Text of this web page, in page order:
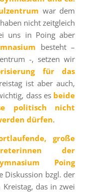
war dem
nicht zeitgleich
uns in Poing aber
besteht –
-, setzen wir
für das
ist aber auch,
dass es beide
politisch nicht
dürfen.
große
der
Poing
Diskussion bzgl. der
das in zwei